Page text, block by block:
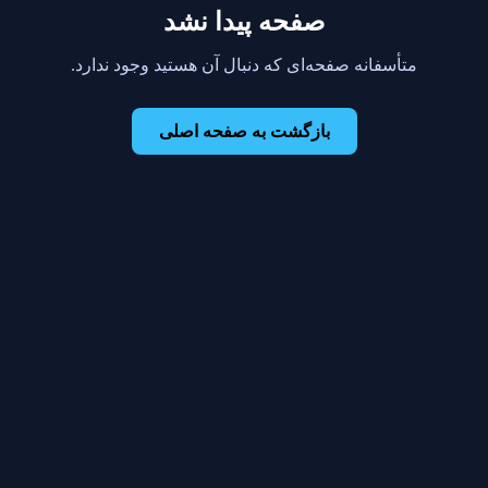
صفحه پیدا نشد
متأسفانه صفحه‌ای که دنبال آن هستید وجود ندارد.
بازگشت به صفحه اصلی